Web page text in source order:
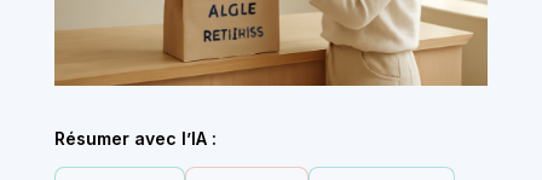
Résumer avec l’IA :